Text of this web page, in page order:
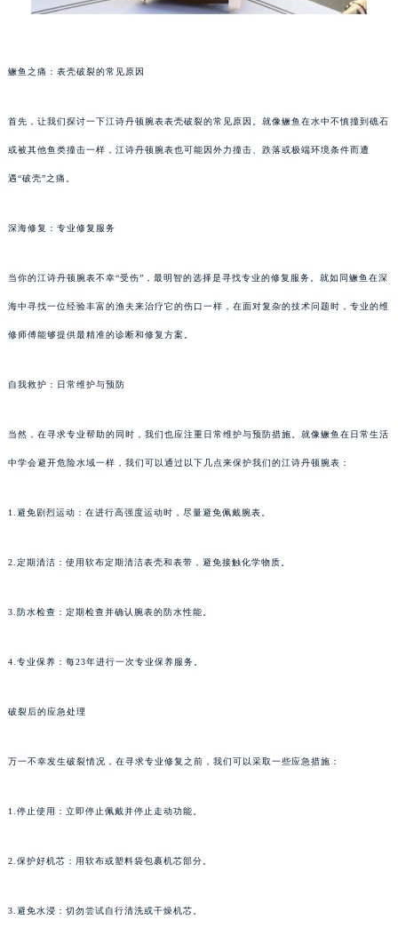
鳜鱼之痛：表壳破裂的常见原因
首先，让我们探讨一下江诗丹顿腕表表壳破裂的常见原因。就像鳜鱼在水中不慎撞到礁石
或被其他鱼类撞击一样，江诗丹顿腕表也可能因外力撞击、跌落或极端环境条件而遭
遇“破壳”之痛。
深海修复：专业修复服务
当你的江诗丹顿腕表不幸“受伤”，最明智的选择是寻找专业的修复服务。就如同鳜鱼在深
海中寻找一位经验丰富的渔夫来治疗它的伤口一样，在面对复杂的技术问题时，专业的维
修师傅能够提供最精准的诊断和修复方案。
自我救护：日常维护与预防
当然，在寻求专业帮助的同时，我们也应注重日常维护与预防措施。就像鳜鱼在日常生活
中学会避开危险水域一样，我们可以通过以下几点来保护我们的江诗丹顿腕表：
1.避免剧烈运动：在进行高强度运动时，尽量避免佩戴腕表。
2.定期清洁：使用软布定期清洁表壳和表带，避免接触化学物质。
3.防水检查：定期检查并确认腕表的防水性能。
4.专业保养：每23年进行一次专业保养服务。
破裂后的应急处理
万一不幸发生破裂情况，在寻求专业修复之前，我们可以采取一些应急措施：
1.停止使用：立即停止佩戴并停止走动功能。
2.保护好机芯：用软布或塑料袋包裹机芯部分。
3.避免水浸：切勿尝试自行清洗或干燥机芯。